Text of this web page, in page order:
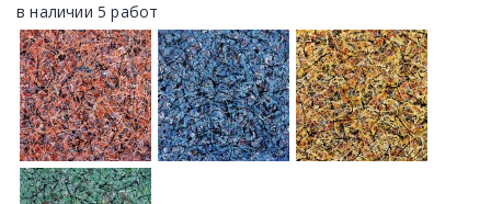
в наличии 5 работ